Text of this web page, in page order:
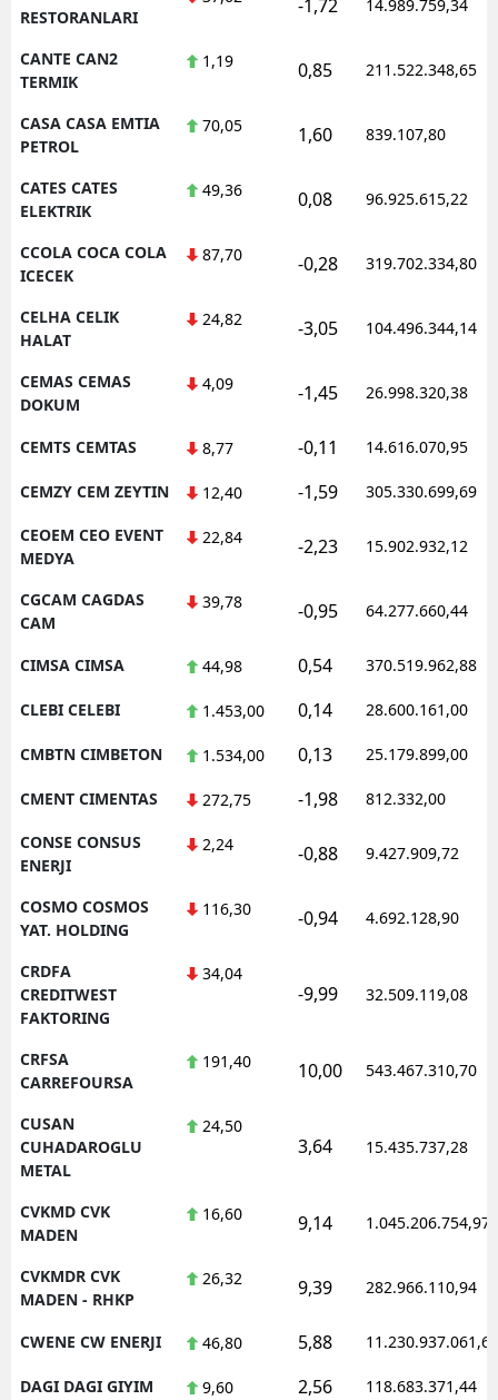
RESTORANLARI
-1,72 14.989.759,34
CANTE CAN2
TERMIK
1,19 0,85 211.522.348,65
CASA CASA EMTIA
PETROL
70,05 1,60 839.107,80
CATES CATES
ELEKTRIK
49,36 0,08 96.925.615,22
CCOLA COCA COLA
ICECEK
87,70 -0,28 319.702.334,80
CELHA CELIK
HALAT
24,82 -3,05 104.496.344,14
CEMAS CEMAS
DOKUM
4,09 -1,45 26.998.320,38
CEMTS CEMTAS 8,77 -0,11 14.616.070,95
CEMZY CEM ZEYTIN 12,40 -1,59 305.330.699,69
CEOEM CEO EVENT
MEDYA
22,84 -2,23 15.902.932,12
CGCAM CAGDAS
CAM
39,78 -0,95 64.277.660,44
CIMSA CIMSA 44,98 0,54 370.519.962,88
CLEBI CELEBI 1.453,00 0,14 28.600.161,00
CMBTN CIMBETON 1.534,00 0,13 25.179.899,00
CMENT CIMENTAS 272,75 -1,98 812.332,00
CONSE CONSUS
ENERJI
2,24 -0,88 9.427.909,72
COSMO COSMOS
YAT. HOLDING
116,30 -0,94 4.692.128,90
CRDFA
CREDITWEST
FAKTORING
34,04
-9,99 32.509.119,08
CRFSA
CARREFOURSA
191,40 10,00 543.467.310,70
CUSAN
CUHADAROGLU
METAL
24,50
3,64 15.435.737,28
CVKMD CVK
MADEN
16,60 9,14 1.045.206.754,97
CVKMDR CVK
MADEN - RHKP
26,32 9,39 282.966.110,94
CWENE CW ENERJI 46,80 5,88 11.230.937.061,62
DAGI DAGI GIYIM 9,60 2,56 118.683.371,44